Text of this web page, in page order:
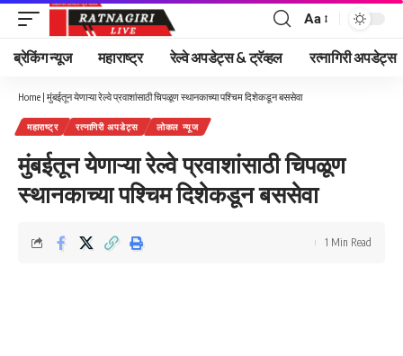
Font
Resizer
Aa
ब्रेकिंग न्यूज महाराष्ट्र रेल्वे अपडेट्स & ट्रॅव्हल रत्नागिरी अपडेट्स
Home | मुंबईतून येणाऱ्या रेल्वे प्रवाशांसाठी चिपळूण स्थानकाच्या पश्चिम दिशेकडून बससेवा
महाराष्ट्र रत्नागिरी अपडेट्स लोकल न्यूज
मुंबईतून येणाऱ्या रेल्वे प्रवाशांसाठी चिपळूण
स्थानकाच्या पश्चिम दिशेकडून बससेवा
1 Min Read